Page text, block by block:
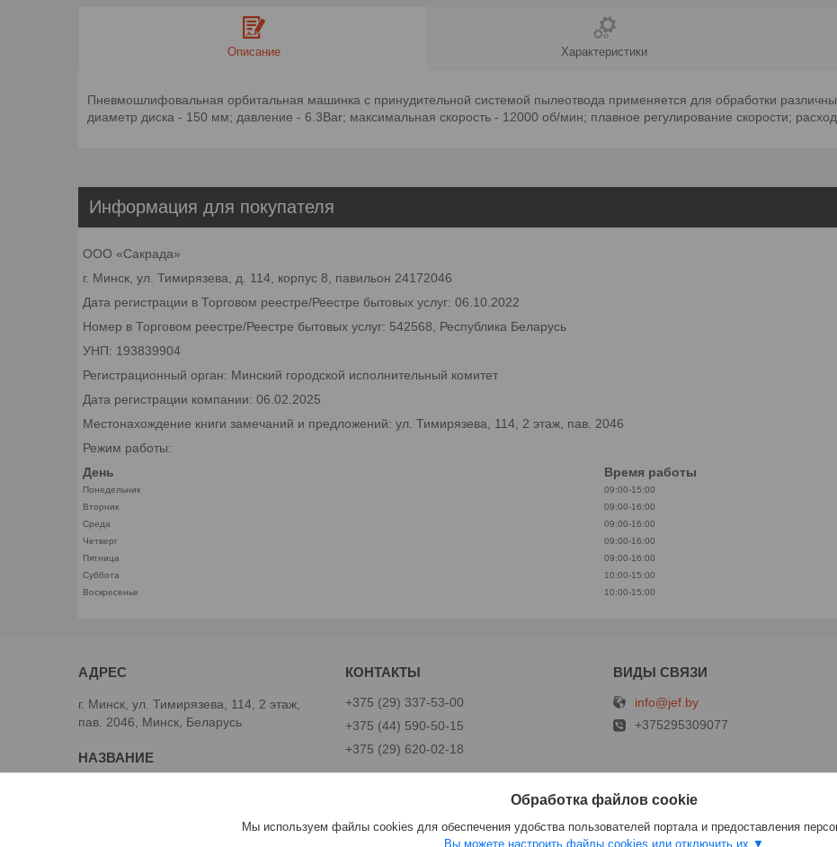
Описание Характеристики
Пневмошлифовальная орбитальная машинка с принудительной системой пылеотвода применяется для обработки
диаметр диска - 150 мм; давление - 6.3Bar; максимальная скорость - 12000 об/мин; плавное регулирование скорости;
Информация для покупателя
ООО «Сакрада»
г. Минск, ул. Тимирязева, д. 114, корпус 8, павильон 24172046
Дата регистрации в Торговом реестре/Реестре бытовых услуг: 06.10.2022
Номер в Торговом реестре/Реестре бытовых услуг: 542568, Республика Беларусь
УНП: 193839904
Регистрационный орган: Минский городской исполнительный комитет
Дата регистрации компании: 06.02.2025
Местонахождение книги замечаний и предложений: ул. Тимирязева, 114, 2 этаж, пав. 2046
Режим работы:
День
Время работы
Понедельник
09:00-15:00
Вторник
09:00-16:00
Среда
09:00-16:00
Четверг
09:00-16:00
Пятница
09:00-16:00
Суббота
10:00-15:00
Воскресенье
10:00-15:00
г. Минск, ул. Тимирязева, 114, 2 этаж,
пав. 2046, Минск, Беларусь
+375 (29) 337-53-00
+375 (44) 590-50-15
+375 (29) 620-02-18
info@jef.by
+375295309077
Обработка файлов cookie
Мы используем файлы cookies для обеспечения удобства пользователей портала и предоставления
Вы можете настроить файлы cookies или отключить их.